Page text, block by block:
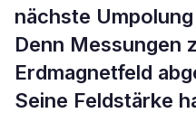
nächste
Denn Messungen
Erdmagnetfeld
Seine Feldstärke